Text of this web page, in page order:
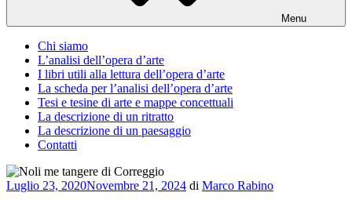
Menu
Chi siamo
L’analisi dell’opera d’arte
I libri utili alla lettura dell’opera d’arte
La scheda per l’analisi dell’opera d’arte
Tesi e tesine di arte e mappe concettuali
La descrizione di un ritratto
La descrizione di un paesaggio
Contatti
Pubblicato
Luglio 23, 2020Novembre 21, 2024 di Marco Rabino